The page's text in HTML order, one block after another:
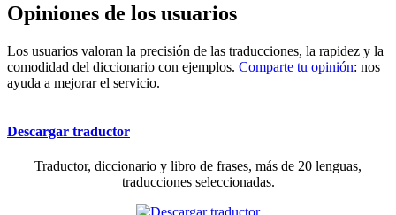
Opiniones de los usuarios
Los usuarios valoran la precisión de las traducciones, la rapidez y la
comodidad del diccionario con ejemplos. Comparte tu opinión: nos
ayuda a mejorar el servicio.
Descargar traductor
Traductor, diccionario y libro de frases, más de 20 lenguas,
traducciones seleccionadas.